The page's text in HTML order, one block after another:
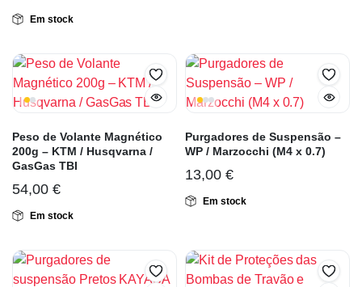
Em stock
Peso de Volante Magnético
200g – KTM / Husqvarna /
GasGas TBI
54,00 €
Em stock
Purgadores de Suspensão –
WP / Marzocchi (M4 x 0.7)
13,00 €
Em stock